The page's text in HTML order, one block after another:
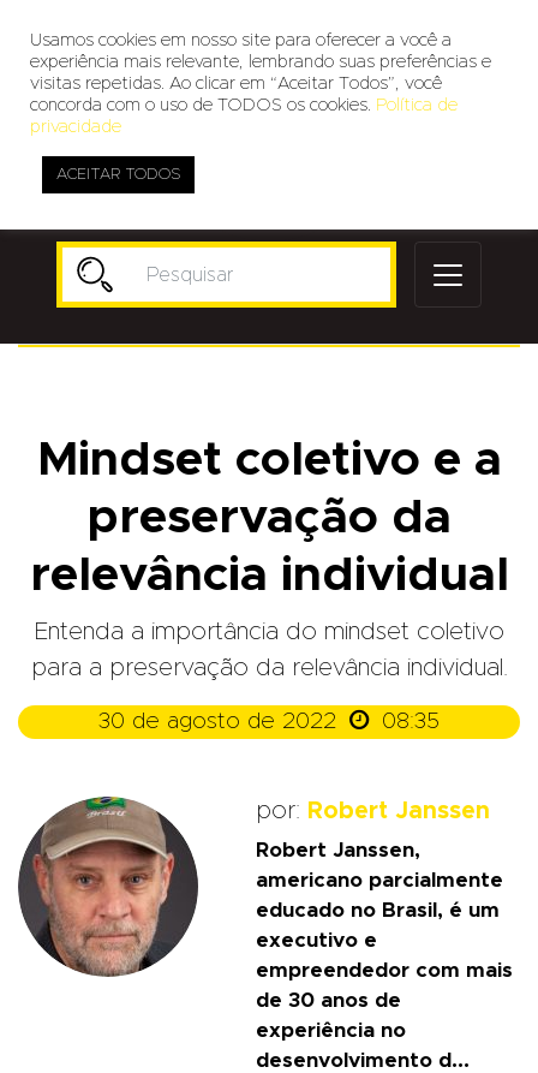
Mindset coletivo e a
preservação da
relevância individual
Entenda a importância do mindset coletivo
para a preservação da relevância individual.
30 de agosto de 2022  08:35
por: Robert Janssen
Robert Janssen,
americano parcialmente
educado no Brasil, é um
executivo e
empreendedor com mais
de 30 anos de
experiência no
desenvolvimento d...
Usamos cookies em nosso site para oferecer a você a
experiência mais relevante, lembrando suas preferências e
visitas repetidas. Ao clicar em “Aceitar Todos”, você
concorda com o uso de TODOS os cookies. Política de
privacidade
ACEITAR TODOS